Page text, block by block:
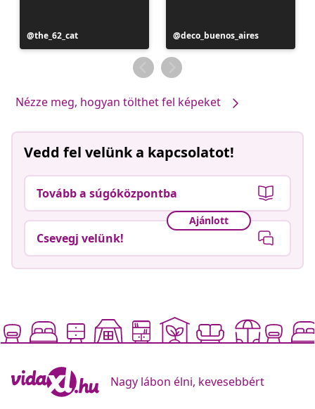
Bejegyzés
közzétevője
the_62_cat
Bejegyzés
közzétevője
deco_buenos_aires
Nézze meg, hogyan tölthet fel képeket
Vedd fel velünk a kapcsolatot!
Tovább a súgóközpontba
Ajánlott
Csevegj velünk!
Nagy lábon élni, kevesebbért